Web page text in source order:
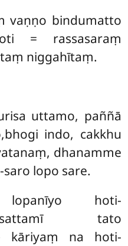
vaṇṇo bindumatto
= rassasaraṃ
niggahītaṃ.
uttamo, paññā
indo, cakkhu
dhanamme
lopo sare.
hoti-
tato
kāriyaṃ na hoti-